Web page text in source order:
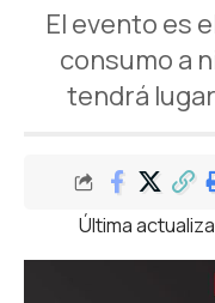
El evento es
consumo a
tendrá
Última